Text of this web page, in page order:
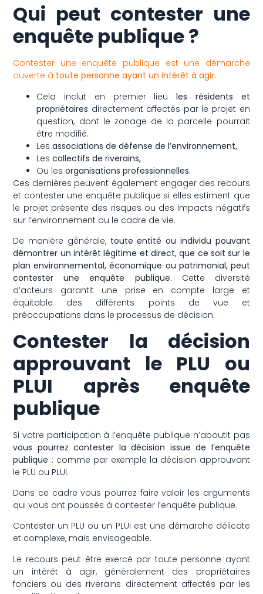
Qui peut contester une
enquête publique ?
Contester une enquête publique est une démarche
ouverte à toute personne ayant un intérêt à agir.
Cela inclut en premier lieules résidents et
propriétaires directement affectés par le projet en
question, dont le zonage de la parcelle pourrait
être modifié.
Lesassociations de défense de l’environnement,
Lescollectifs de riverains,
Ou lesorganisations professionnelles.
Ces dernières peuvent également engager des recours
et contester une enquête publique si elles estiment que
le projet présente des risques ou des impacts négatifs
sur l’environnement ou le cadre de vie.
De manière générale, toute entité ou individu pouvant
démontrer un intérêt légitime et direct, que ce soit sur le
plan environnemental, économique ou patrimonial, peut
contester une enquête publique. Cette diversité
d’acteurs garantit une prise en compte large et
équitable des différents points de vue et
préoccupations dans le processus de décision.
Contester la décision
approuvant le PLU ou
PLUI après enquête
publique
Si votre participation à l’enquête publique n’aboutit pas
vous pourrez contester la décision issue de l’enquête
publique : comme par exemple la décision approuvant
le PLU ou PLUI.
Dans ce cadre vous pourrez faire valoir les arguments
qui vous ont poussés à contester l’enquête publique.
Contester un PLU ou un PLUI est une démarche délicate
et complexe, mais envisageable.
Le recours peut être exercé par toute personne ayant
un intérêt à agir, généralement des propriétaires
fonciers ou des riverains directement affectés par les